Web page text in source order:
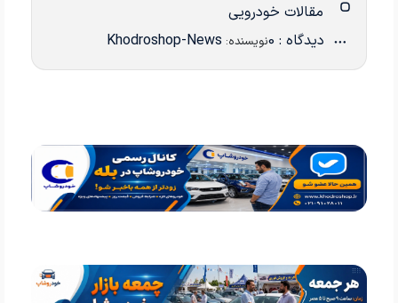
مقالات خودرویی
دیدگاه : 0 نویسنده: Khodroshop-News